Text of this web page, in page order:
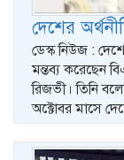
দেশের
ডেস্ক নিউজ :
মন্তব্য করেছেন
রিজভী। তিনি
অক্টোবর মাসে